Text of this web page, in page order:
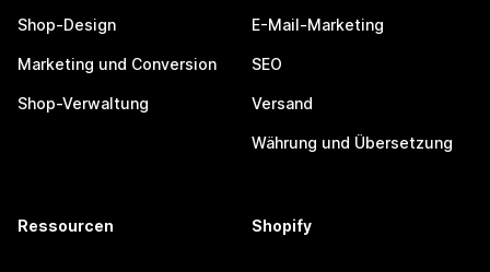
Shop-Design
Marketing und Conversion
Shop-Verwaltung
E-Mail-Marketing
SEO
Versand
Währung und Übersetzung
Ressourcen Shopify